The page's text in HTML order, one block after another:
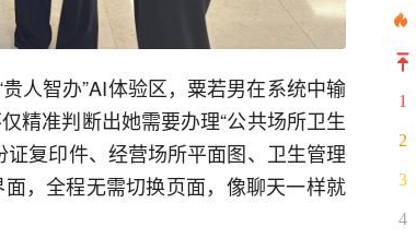
人智办”AI体验区，粟若男在系统中输
精准判断出她需要办理“公共场所卫生
复印件、经营场所平面图、卫生管理
，全程无需切换页面，像聊天一样就
1
2
3
4